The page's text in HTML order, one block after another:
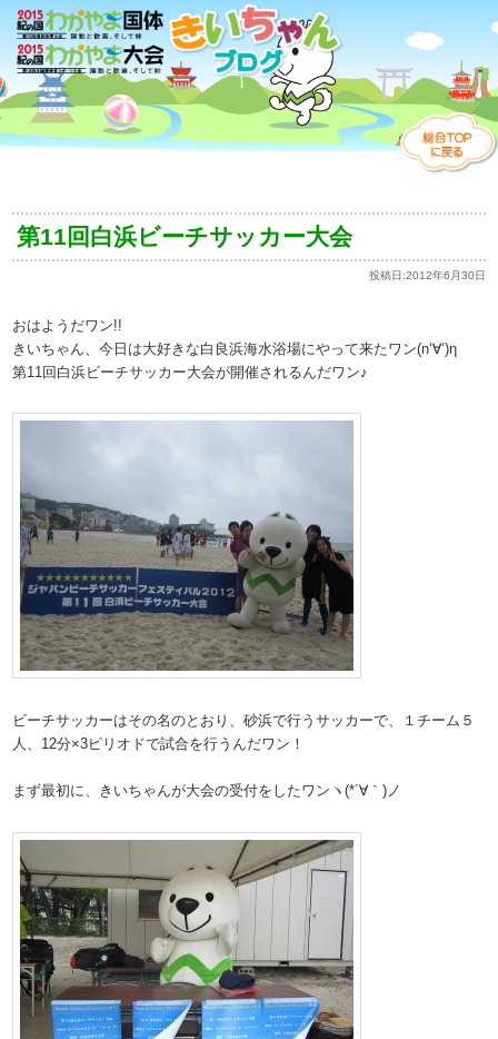
第11回白浜ビーチサッカー大会
投稿日:2012年6月30日
おはようだワン!!
きいちゃん、今日は大好きな白良浜海水浴場にやって来たワン(n‘∀‘)η
第11回白浜ビーチサッカー大会が開催されるんだワン♪
ビーチサッカーはその名のとおり、砂浜で行うサッカーで、１チーム５
人、12分×3ピリオドで試合を行うんだワン！
まず最初に、きいちゃんが大会の受付をしたワンヽ(*´∀｀)ノ